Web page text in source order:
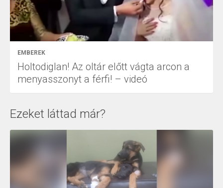
EMBEREK
Holtodiglan! Az oltár előtt vágta arcon a
menyasszonyt a férfi! – videó
Ezeket láttad már?